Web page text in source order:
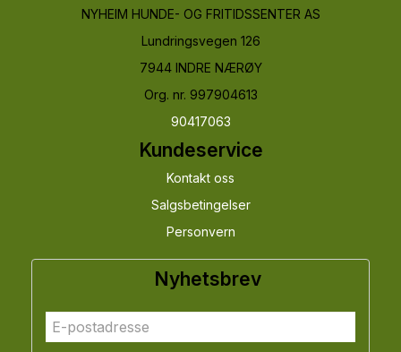
NYHEIM HUNDE- OG FRITIDSSENTER AS
Lundringsvegen 126
7944 INDRE NÆRØY
Org. nr. 997904613
90417063
Kundeservice
Kontakt oss
Salgsbetingelser
Personvern
Nyhetsbrev